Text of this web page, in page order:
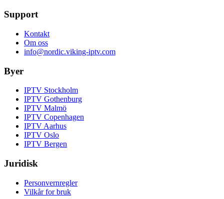
Support
Kontakt
Om oss
info@nordic.viking-iptv.com
Byer
IPTV Stockholm
IPTV Gothenburg
IPTV Malmö
IPTV Copenhagen
IPTV Aarhus
IPTV Oslo
IPTV Bergen
Juridisk
Personvernregler
Vilkår for bruk